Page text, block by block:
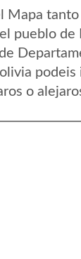
Mapa tanto
pueblo de
podeis
o